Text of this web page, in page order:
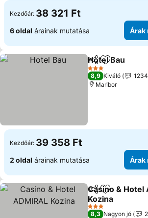
Kezdőár: 38 321 Ft
6 oldal árainak mutatása Árak
Megosztás
Hozzáadás
Hotel Bau
3 Kategória
8,9 Kiváló
1234
Maribor
Kezdőár: 39 358 Ft
2 oldal árainak mutatása Árak
Megosztás
Hozzáadás
Casino & Hotel
Kozina
Árak
3 Kategória
8,3 Nagyon jó